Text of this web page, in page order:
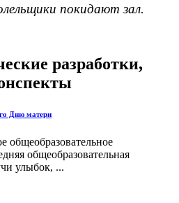
покидают зал.
разработки,
Дню матери
общеобразовательная
улыбок, ...